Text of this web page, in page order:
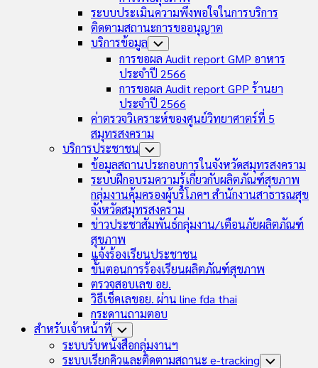
ระบบประเมินความพึงพอใจในการบริการ
ติดตามสถานะการขออนุญาต
บริการข้อมูล Toggle
Child
Menu
การขอผล Audit report GMP อาหาร
ประจำปี 2566
การขอผล Audit report GPP ร้านยา
ประจำปี 2566
ค่าตรวจวิเคราะห์ของศูนย์วิทยาศาตร์ที่ 5
สมุทรสงคราม
บริการประชาชน Toggle
Child
Menu
ข้อมูลสถานประกอบการในจังหวัดสมุทรสงคราม
ระบบฝึกอบรมความรู้เกี่ยวกับผลิตภัณฑ์สุขภาพ
กลุ่มงานคุ้มครองผู้บริโภคฯ สำนักงานสาธารณสุข
จังหวัดสมุทรสงคราม
ข่าวประชาสัมพันธ์กลุ่มงาน/เตือนภัยผลิตภัณฑ์
สุขภาพ
แจ้งร้องเรียนประชาชน
ขั้นตอนการร้องเรียนผลิตภัณฑ์สุขภาพ
ตรวจสอบเลข อย.
วิธีเช็คเลขอย. ผ่าน line fda thai
กระดานถามตอบ
สำหรับเจ้าหน้าที่ Toggle
Child
Menu
ระบบรับหนังสือกลุ่มงานฯ
ระบบเรียกคิวและติดตามสถานะ e-tracking Toggle